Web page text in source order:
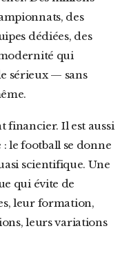
des
dédiées, des
qui
sérieux — sans
le football se donne
scientifique. Une
qui évite de
leur formation,
leurs variations